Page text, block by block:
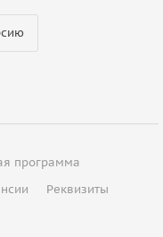
программа
Реквизиты